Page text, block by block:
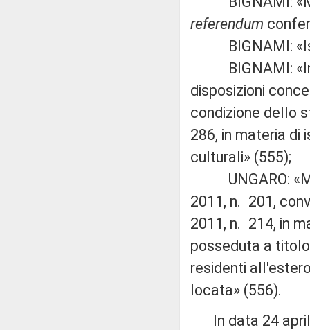
referendum
BIGNAMI:
BIGNAMI:
disposizioni
condizione dello
286, in materia di
culturali» (555);
UNGARO:
2011, n. 201,
2011, n. 214, in
posseduta a
residenti
locata» (556).
In data 24